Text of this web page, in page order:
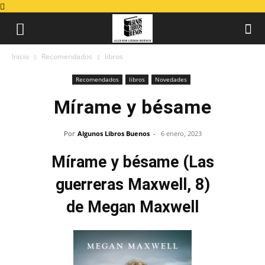
Inicio Recomendados libros
Recomendados libros Novedades
Mírame y bésame
Por Algunos Libros Buenos - 6 enero, 2023
Mírame y bésame (Las
guerreras Maxwell, 8)
de Megan Maxwell